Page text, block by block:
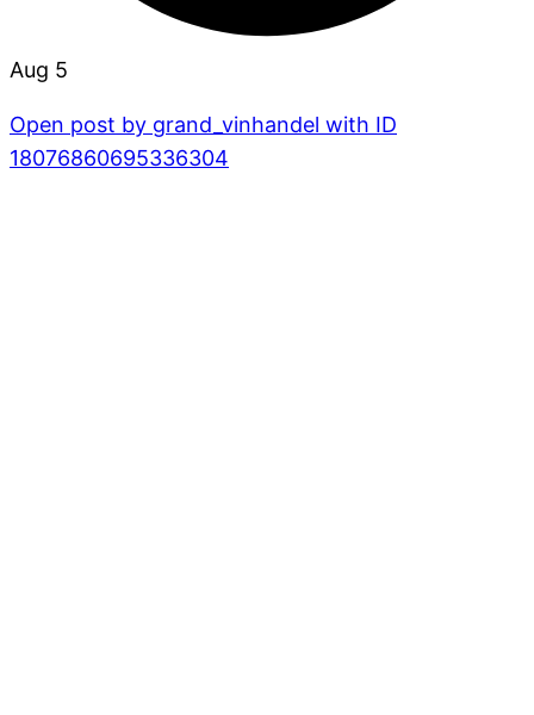
Aug 5
Open post by grand_vinhandel with ID
18076860695336304